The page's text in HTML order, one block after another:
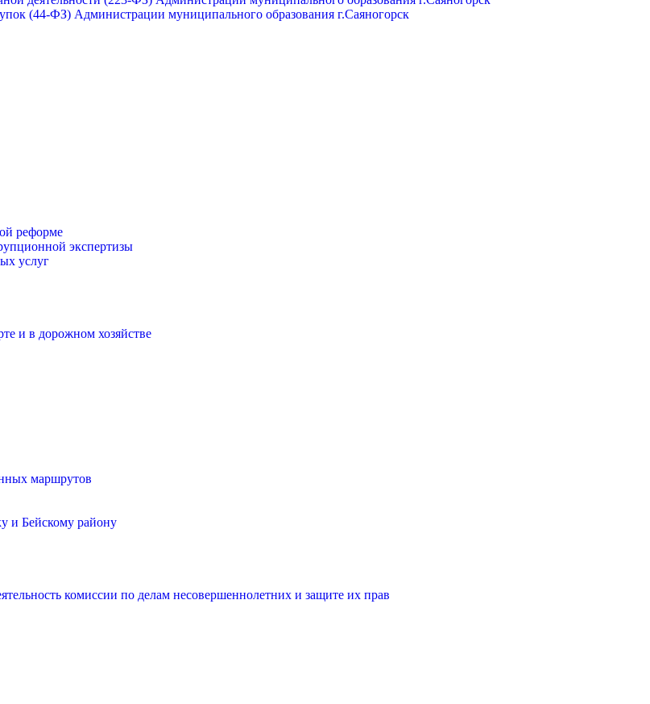
(44-ФЗ) Администрации муниципального образования г.Саяногорск
реформе
экспертизы
услуг
и в дорожном хозяйстве
маршрутов
и Бейскому району
комиссии по делам несовершеннолетних и защите их прав